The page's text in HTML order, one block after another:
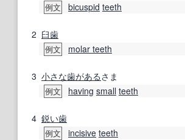
例文 bicuspid teeth
2 臼歯
例文 molar teeth
3 小さな歯があるさま
例文 having small teeth
4 鋭い歯
例文 incisive teeth